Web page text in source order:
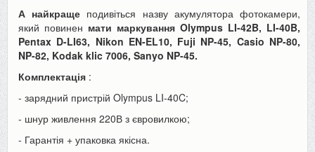
А найкраще подивіться назву акумулятора фотокамери,
який повинен мати маркування Olympus LI-42B, LI-40B,
Pentax D-LI63, Nikon EN-EL10, Fuji NP-45, Casio NP-80,
NP-82, Kodak klic 7006, Sanyo NP-45.
Комплектація :
- зарядний пристрій Olympus LI-40C;
- шнур живлення 220В з євровилкою;
- Гарантія + упаковка якісна.